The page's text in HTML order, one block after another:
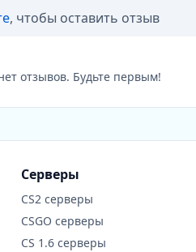
, чтобы оставить отзыв
отзывов. Будьте первым!
Серверы
CS2 серверы
CSGO серверы
CS 1.6 серверы